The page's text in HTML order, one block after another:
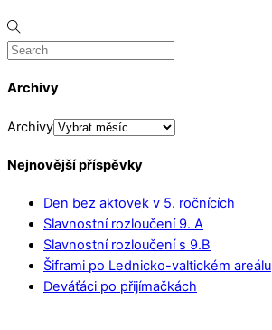
Archivy
Archivy
Nejnovější příspěvky
Den bez aktovek v 5. ročnících
Slavnostní rozloučení 9. A
Slavnostní rozloučení s 9.B
Šiframi po Lednicko-valtickém areálu
Deváťáci po přijímačkách